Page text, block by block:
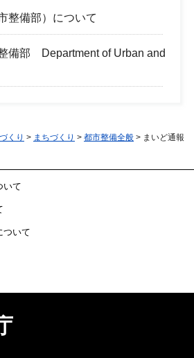
整備部）について
備部 Department of Urban and
くり > まちづくり > 都市整備全般 > まいど通報
いて
ついて